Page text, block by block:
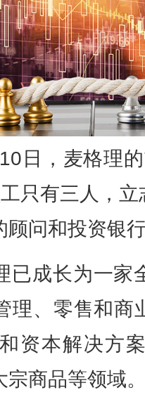
日，麦格理
只有三人，
顾问和投资银
已成长为一家
理、零售和商
资本解决方
宗商品等领域